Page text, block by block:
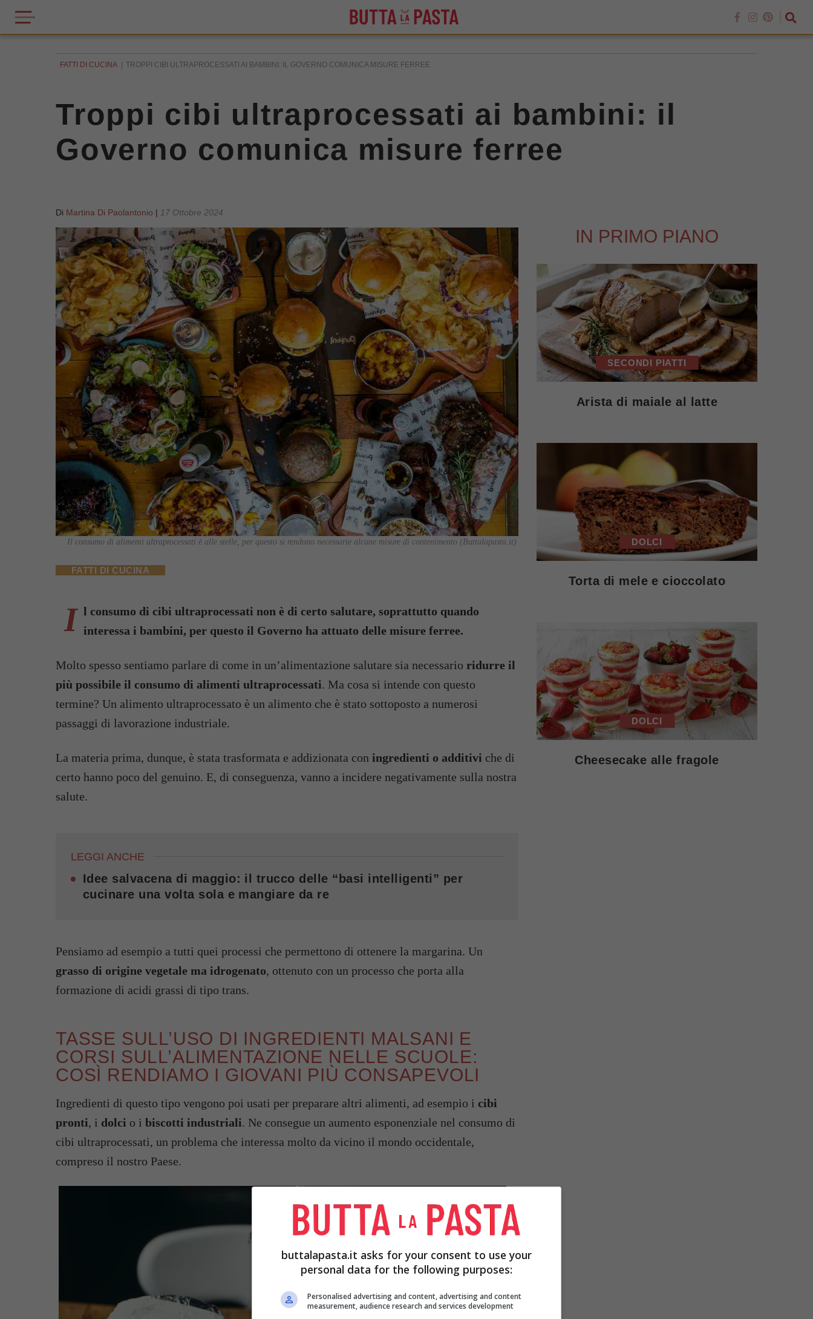
FATTI DI CUCINA TROPPI CIBI ULTRAPROCESSATI AI BAMBINI: IL GOVERNO COMUNICA MISURE FERREE
Troppi cibi ultraprocessati ai bambini: il
Governo comunica misure ferree
Di Martina Di Paolantonio | 17 Ottobre 2024
Il consumo di alimenti ultraprocessati è alle stelle, per questo si rendono necessarie alcune misure di contenimento (Buttalapasta.it)
FATTI DI CUCINA
I l consumo di cibi ultraprocessati non è di certo salutare, soprattutto quando
interessa i bambini, per questo il Governo ha attuato delle misure ferree.
Molto spesso sentiamo parlare di come in un’alimentazione salutare sia necessario ridurre il
più possibile il consumo di alimenti ultraprocessati. Ma cosa si intende con questo
termine? Un alimento ultraprocessato è un alimento che è stato sottoposto a numerosi
passaggi di lavorazione industriale.
La materia prima, dunque, è stata trasformata e addizionata con ingredienti o additivi che di
certo hanno poco del genuino. E, di conseguenza, vanno a incidere negativamente sulla nostra
salute.
LEGGI ANCHE
Idee salvacena di maggio: il trucco delle “basi intelligenti” per
cucinare una volta sola e mangiare da re
Pensiamo ad esempio a tutti quei processi che permettono di ottenere la margarina. Un
grasso di origine vegetale ma idrogenato, ottenuto con un processo che porta alla
formazione di acidi grassi di tipo trans.
TASSE SULL’USO DI INGREDIENTI MALSANI E
CORSI SULL’ALIMENTAZIONE NELLE SCUOLE:
COSÌ RENDIAMO I GIOVANI PIÙ CONSAPEVOLI
Ingredienti di questo tipo vengono poi usati per preparare altri alimenti, ad esempio i cibi
pronti, i dolci o i biscotti industriali. Ne consegue un aumento esponenziale nel consumo di
cibi ultraprocessati, un problema che interessa molto da vicino il mondo occidentale,
compreso il nostro Paese.
IN PRIMO PIANO
SECONDI PIATTI
Arista di maiale al latte
DOLCI
Torta di mele e cioccolato
DOLCI
Cheesecake alle fragole
buttalapasta.it asks for your consent to use your
personal data for the following purposes:
Personalised advertising and content, advertising and content
measurement, audience research and services development